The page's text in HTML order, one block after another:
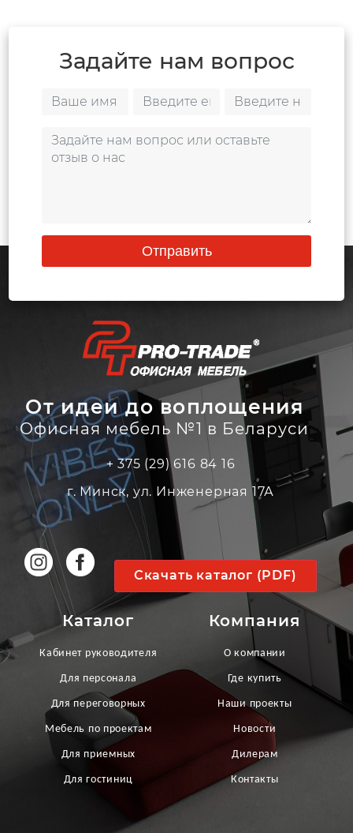
Задайте нам вопрос
Отправить
От идеи до воплощения
Офисная мебель №1 в Беларуси
+ 375 (29) 616 84 16
г. Минск, ул. Инженерная 17А
Скачать каталог (PDF)
Каталог
Кабинет руководителя
Для персонала
Для переговорных
Мебель по проектам
Для приемных
Для гостиниц
Компания
О компании
Где купить
Наши проекты
Новости
Дилерам
Контакты